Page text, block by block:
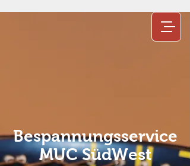
Bespannungsservice
MUC SüdWest